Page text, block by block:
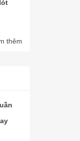
thêm